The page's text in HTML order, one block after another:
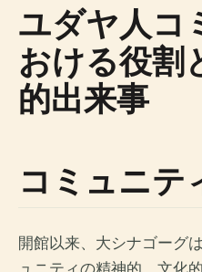
ユダヤ人コ
おける役割
的出来事
コミュニテ
開館以来、大シナゴーグ
ュニティの精神的、文化